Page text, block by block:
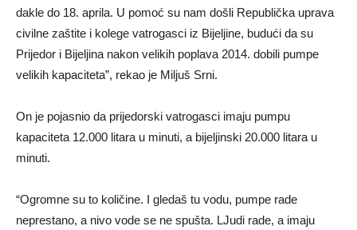
dakle do 18. aprila. U pomoć su nam došli Republička uprava
civilne zaštite i kolege vatrogasci iz Bijeljine, budući da su
Prijedor i Bijeljina nakon velikih poplava 2014. dobili pumpe
velikih kapaciteta”, rekao je Miljuš Srni.
On je pojasnio da prijedorski vatrogasci imaju pumpu
kapaciteta 12.000 litara u minuti, a bijeljinski 20.000 litara u
minuti.
“Ogromne su to količine. I gledaš tu vodu, pumpe rade
neprestano, a nivo vode se ne spušta. LJudi rade, a imaju